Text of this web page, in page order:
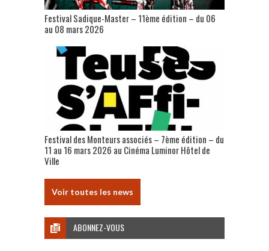
Festival Sadique-Master – 11ème édition – du 06
au 08 mars 2026
Festival des Monteurs associés – 7ème édition – du
11 au 16 mars 2026 au Cinéma Luminor Hôtel de
Ville
Voir toutes les news
ABONNEZ-VOUS